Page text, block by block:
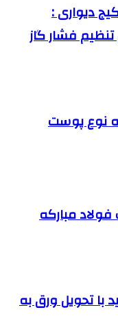
دیواری :
فشار گاز
نوع پوست
مبارکه
با تحویل ورق به